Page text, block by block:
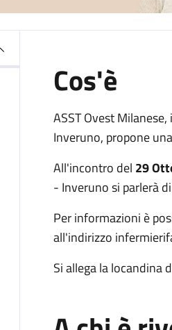
Cos'è
ASST Ovest
Inveruno, propone
All'incontro del 29
- Inveruno si parlerà
Per informazioni è
all'indirizzo
Si allega la locandina